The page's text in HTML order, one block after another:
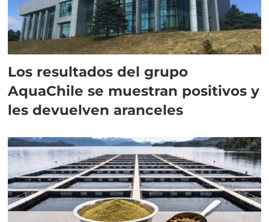
Los resultados del grupo
AquaChile se muestran positivos y
les devuelven aranceles